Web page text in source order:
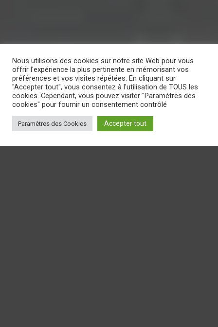
Nous utilisons des cookies sur notre site Web pour vous
offrir l'expérience la plus pertinente en mémorisant vos
préférences et vos visites répétées. En cliquant sur
"Accepter tout", vous consentez à l'utilisation de TOUS les
cookies. Cependant, vous pouvez visiter "Paramètres des
cookies" pour fournir un consentement contrôlé
Paramètres des Cookies Accepter tout